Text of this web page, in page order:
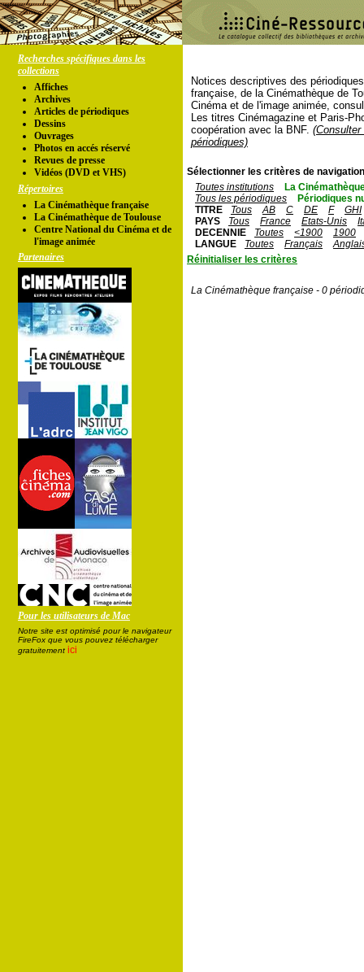
Recherches spécifiques dans les
collections
Affiches
Archives
Articles de périodiques
Dessins
Ouvrages
Photos en accés réservé
Revues de presse
Vidéos (DVD et VHS)
Répertoires
La Cinémathèque française
La Cinémathèque de Toulouse
Centre National du Cinéma et de
l'image animée
Partenaires
Pour les utilisateurs de Mac
Notre site est optimisé pour le navigateur
FireFox que vous pouvez télécharger
gratuitement ici
Notices descriptives des
française, de la Cinémathèque de
Cinéma et de l'image animée,
Les titres Cinémagazine et Paris-
coopération avec la BNF.
périodiques)
Sélectionner les critères de
Toutes institutions
La
Tous les périodiques
Périodiques
TITRE
Tous AB C DE F
GHI
PAYS
Tous France Etats-Unis
DECENNIE
Toutes <1900
1900
LANGUE
Toutes Français
Réinitialiser les critères
La Cinémathèque française - 0